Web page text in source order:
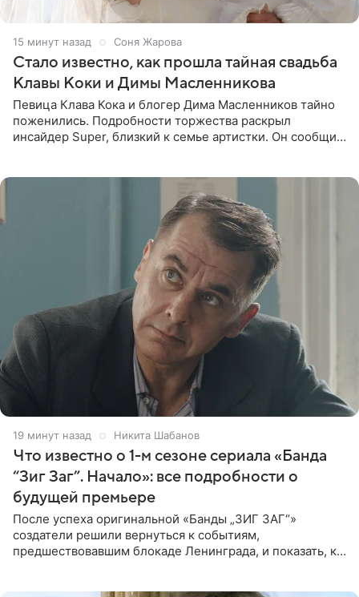
15 минут назад Соня Жарова
Стало известно, как прошла тайная свадьба
Клавы Коки и Димы Масленникова
Певица Клава Кока и блогер Дима Масленников тайно
поженились. Подробности торжества раскрыл
инсайдер Super, близкий к семье артистки. Он сообщил,
19 минут назад Никита Шабанов
Что известно о 1-м сезоне сериала «Банда
“Зиг Заг”. Начало»: все подробности о
будущей премьере
После успеха оригинальной «Банды „ЗИГ ЗАГ“»
создатели решили вернуться к событиям,
предшествовавшим блокаде Ленинграда, и показать, как